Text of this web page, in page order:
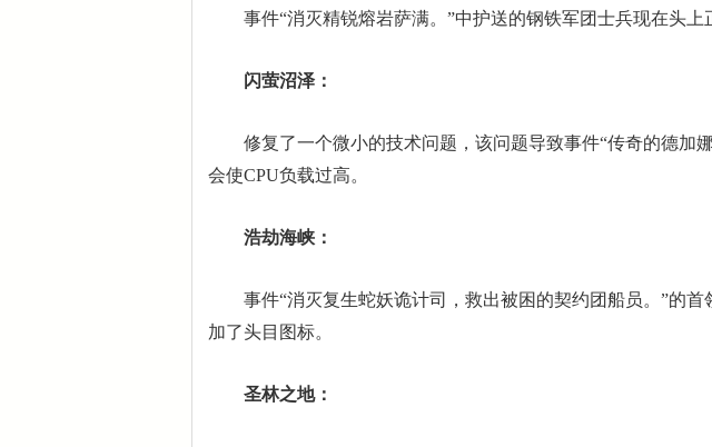
事件“消灭精锐熔岩萨满。”中护送的钢铁军团士兵现在头上
闪萤沼泽：
修复了一个微小的技术问题，该问题导致事件“传奇的德加
会使CPU负载过高。
浩劫海峡：
事件“消灭复生蛇妖诡计司，救出被困的契约团船员。”的首
加了头目图标。
圣林之地：